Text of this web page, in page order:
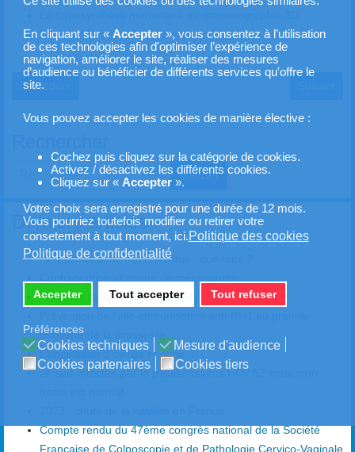
En cliquant sur « Accepter», vous consentez à l’utilisation
de ces technologies afin d'optimiser l’expérience de
navigation, améliorer le site, réaliser des mesures
d’audience ou bénéficier de différents services qu'offre le
site.
Vous pouvez accepter les cookies de manière élective :
Cochez puis cliquez sur la catégorie de cookies.
Activez / désactivez les différents cookies.
Cliquez sur « Accepter».
Votre choix sera enregistré pour une durée de 12 mois.
Vous pourriez toutefois modifier ou retirer votre
consetement à tout moment, ici.Politique des cookies
Politique de confidentialité
Accepter Tout accepter Tout refuser
Préférences
Cookies techniques
Mesure d'audience
Cookies partenaires
Cookies tiers
Le test HPV est enfin remboursé !
Article précédent : Cancer du sein triple négatif
Précédent
Valider
Derniers articles
HPV positif avec frottis normal : que faire ?
Multiples de la médiane (MOM)
trimestre de la grossesse
Congélation d'ovules et acné
Je suis infectée par le papillomavirus HPV 52 mais mon
Compte rendu du 47ème congrès national de la Société
Française de Colposcopie et de Pathologie Cervico-Vaginale